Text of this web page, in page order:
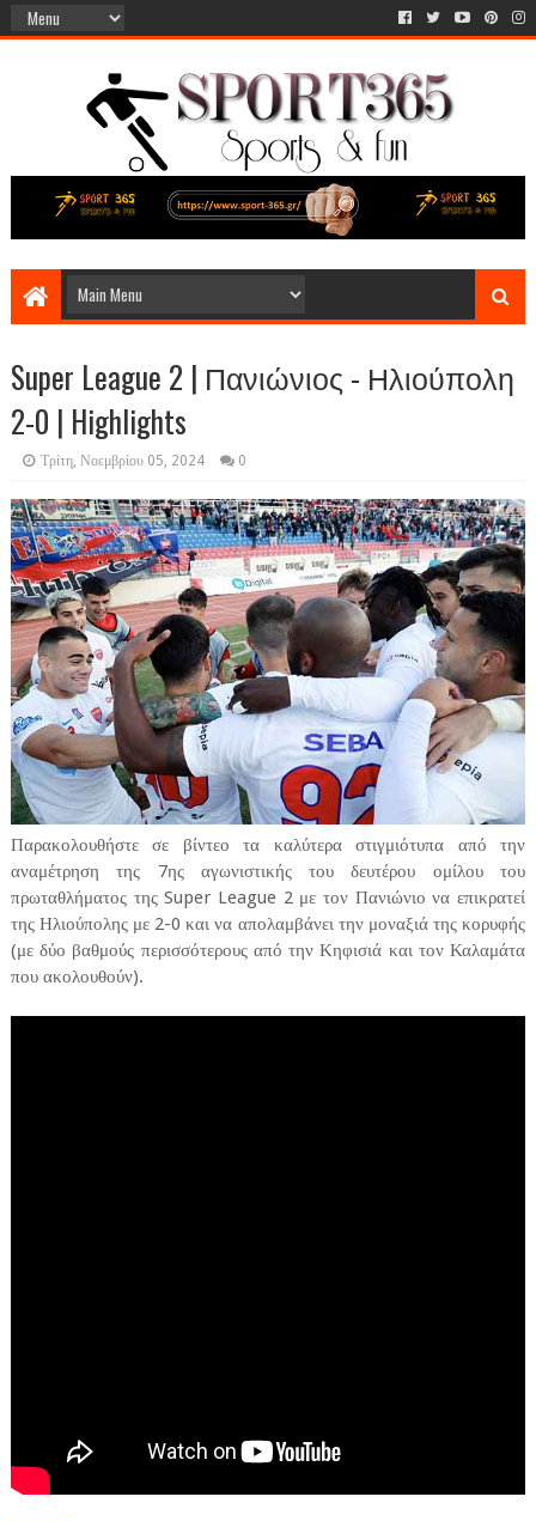
Super League 2 | Πανιώνιος - Ηλιούπολη
2-0 | Highlights
Τρίτη, Νοεμβρίου 05, 2024 0
Παρακολουθήστε σε βίντεο τα καλύτερα στιγμιότυπα από την
αναμέτρηση της 7ης αγωνιστικής του δευτέρου ομίλου του
πρωταθλήματος της Super League 2 με τον Πανιώνιο να επικρατεί
της Ηλιούπολης με 2-0 και να απολαμβάνει την μοναξιά της κορυφής
(με δύο βαθμούς περισσότερους από την Κηφισιά και τον Καλαμάτα
που ακολουθούν).